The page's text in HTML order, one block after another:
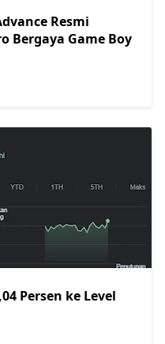
Resmi
Bergaya Game Boy
Persen ke Level